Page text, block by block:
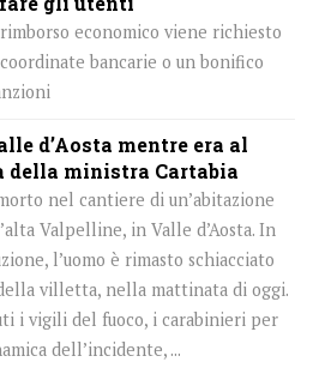
economico viene richiesto
bancarie o un bonifico
d’Aosta mentre era al
ministra Cartabia
nel cantiere di un’abitazione
Valpelline, in Valle d’Aosta. In
l’uomo è rimasto schiacciato
villetta, nella mattinata di oggi.
i vigili del fuoco, i carabinieri per
dell’incidente, ...